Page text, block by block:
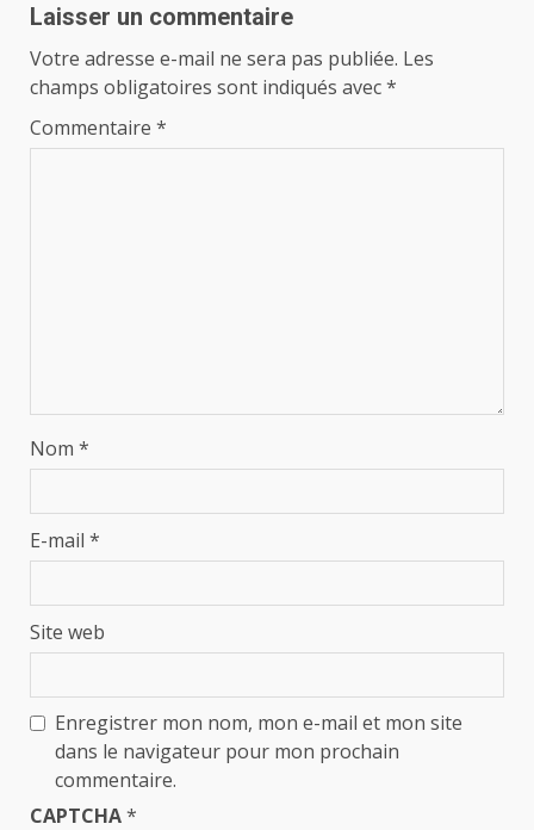
Laisser un commentaire
Votre adresse e-mail ne sera pas publiée. Les
champs obligatoires sont indiqués avec*
Commentaire *
Nom *
E-mail *
Site web
Enregistrer mon nom, mon e-mail et mon site
dans le navigateur pour mon prochain
commentaire.
CAPTCHA*